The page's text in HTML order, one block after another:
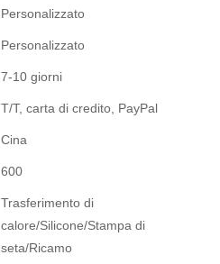
Personalizzato
Personalizzato
7-10 giorni
T/T, carta di credito, PayPal
Cina
600
Trasferimento di
calore/Silicone/Stampa di
seta/Ricamo